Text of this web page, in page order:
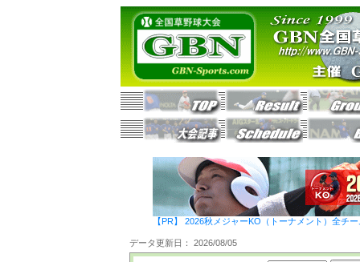
【PR】 2026秋メジャーKO（トーナメント）全チ
データ更新日： 2026/08/05